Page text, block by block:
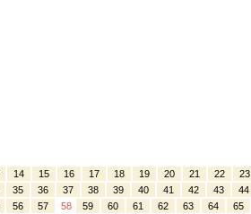
14 15 16 17 18 19 20 21 22
23
35 36 37 38 39 40 41 42 43
44
56 57 58 59 60 61 62 63 64
65